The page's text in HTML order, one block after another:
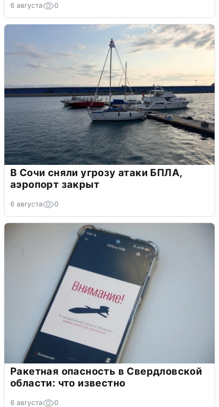
6 августа 0
В Сочи сняли угрозу атаки БПЛА,
аэропорт закрыт
6 августа 0
Ракетная опасность в Свердловской
области: что известно
6 августа 0